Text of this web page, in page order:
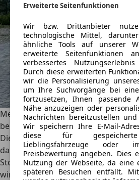
Erweiterte Seitenfunktionen
Wir bzw. Drittanbieter
technologische Mittel,
ähnliche Tools auf unserer
erweiterte Seitenfunktionen
verbessertes
Durch diese erweiterten
wir die Personalisierung
um Ihre Suchvorgänge bei
fortzusetzen, Ihnen passende
Nähe anzuzeigen oder
Nachrichten bereitzustellen
Wir speichern Ihre E-Mail-
diese für gespeicherte
Lieblingsfahrzeuge oder
Preisbewertung angeben. Dies
Nutzung der Webseite, da eine
späteren Besuchen entfällt.
Mercedes-AMG G 63 Cabriolet:
bescheiden
Die offene G-Klasse kommt zurück.
das Mercedes-AMG G 63 Cabriolet
Stoffverdeck, Reserverad und
wird klar: Die Neuauflage wird kein